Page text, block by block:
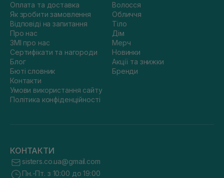
Оплата та доставка
Як зробити замовлення
Відповіді на запитання
Про нас
ЗМІ про нас
Сертифікати та нагороди
Блог
Бюті словник
Контакти
Умови використання сайту
Політика конфіденційності
Волосся
Обличчя
Тіло
Дім
Мерч
Новинки
Акції та знижки
Бренди
КОНТАКТИ
sisters.co.ua@gmail.com
Пн.-Пт. з 10:00 до 19:00